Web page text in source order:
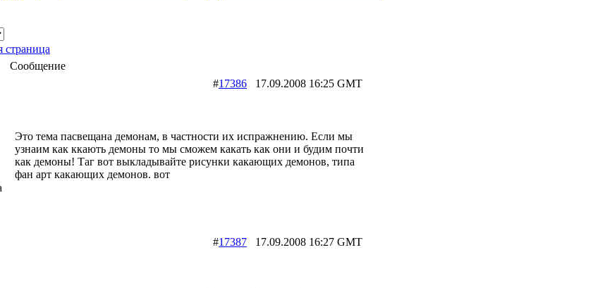
Сообщение
#17386 17.09.2008 16:25 GMT
Это тема пасвещана демонам, в частности их испражнению. Если мы
узнаим как ккають демоны то мы сможем какать как они и будим почти
как демоны! Таг вот выкладывайте рисунки какающих демонов, типа
фан арт какающих демонов. вот
#17387 17.09.2008 16:27 GMT